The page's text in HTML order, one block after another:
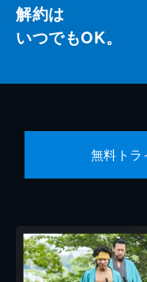
解約は
いつでもOK。
無料トラ